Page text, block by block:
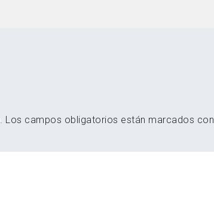
Los campos obligatorios están marcados con